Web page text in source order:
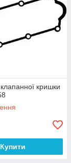
кришки
Купити